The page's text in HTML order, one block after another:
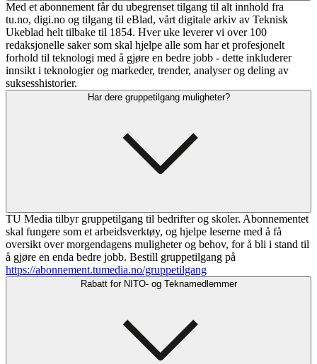
Med et abonnement får du ubegrenset tilgang til alt innhold fra
tu.no, digi.no og tilgang til eBlad, vårt digitale arkiv av Teknisk
Ukeblad helt tilbake til 1854. Hver uke leverer vi over 100
redaksjonelle saker som skal hjelpe alle som har et profesjonelt
forhold til teknologi med å gjøre en bedre jobb - dette inkluderer
innsikt i teknologier og markeder, trender, analyser og deling av
suksesshistorier.
Har dere gruppetilgang muligheter?
TU Media tilbyr gruppetilgang til bedrifter og skoler. Abonnementet
skal fungere som et arbeidsverktøy, og hjelpe leserne med å få
oversikt over morgendagens muligheter og behov, for å bli i stand til
å gjøre en enda bedre jobb. Bestill gruppetilgang på
https://abonnement.tumedia.no/gruppetilgang
Rabatt for NITO- og Teknamedlemmer